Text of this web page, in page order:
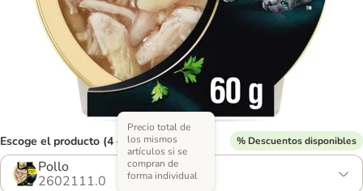
Escoge el producto (4 opciones) % Descuentos disponibles
Pollo
2602111.0
Precio total de
los mismos
artículos si se
compran de
forma individual